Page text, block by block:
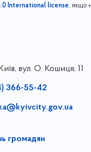
International license, якщо
вул. О. Кошиця, 11
366-55-42
громадян